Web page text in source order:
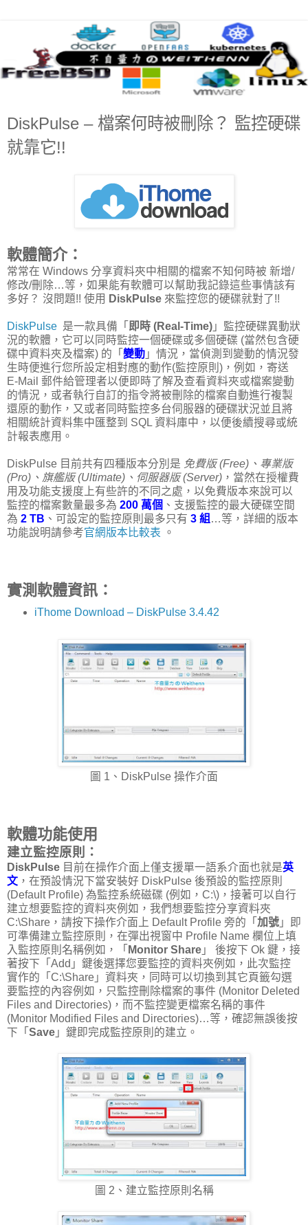
DiskPulse – 檔案何時被刪除？ 監控硬碟
就靠它!!
軟體簡介：
常常在 Windows 分享資料夾中相關的檔案不知何時被 新增/
修改/刪除…等，如果能有軟體可以幫助我記錄這些事情該有
多好？ 沒問題!! 使用 DiskPulse 來監控您的硬碟就對了!!
DiskPulse 是一款具備「 即時 (Real-Time) 」監控硬碟異動狀
況的軟體，它可以同時監控一個硬碟或多個硬碟 (當然包含硬
碟中資料夾及檔案) 的「 變動 」情況，當偵測到變動的情況發
生時便進行您所設定相對應的動作(監控原則)，例如，寄送
E-Mail 郵件給管理者以便即時了解及查看資料夾或檔案變動
的情況，或者執行自訂的指令將被刪除的檔案自動進行複製
還原的動作，又或者同時監控多台伺服器的硬碟狀況並且將
相關統計資料集中匯整到 SQL 資料庫中，以便後續搜尋或統
計報表應用。
DiskPulse 目前共有四種版本分別是 免費版 (Free)、專業版
(Pro)、旗艦版 (Ultimate)、伺服器版 (Server) ，當然在授權費
用及功能支援度上有些許的不同之處，以免費版本來說可以
監控的檔案數量最多為 200 萬個 、支援監控的最大硬碟空間
為 2 TB 、可設定的監控原則最多只有 3 組 …等，詳細的版本
功能說明請參考官網版本比較表 。
實測軟體資訊：
iThome Download – DiskPulse 3.4.42
圖 1、DiskPulse 操作介面
軟體功能使用
建立監控原則：
DiskPulse 目前在操作介面上僅支援單一語系介面也就是英
文 ，在預設情況下當安裝好 DiskPulse 後預設的監控原則
(Default Profile) 為監控系統磁碟 (例如，C:\)，接著可以自行
建立想要監控的資料夾例如，我們想要監控分享資料夾
C:\Share，請按下操作介面上 Default Profile 旁的「 加號 」即
可準備建立監控原則，在彈出視窗中 Profile Name 欄位上填
入監控原則名稱例如，「 Monitor Share 」 後按下 Ok 鍵，接
著按下「Add」鍵後選擇您要監控的資料夾例如，此次監控
實作的「C:\Share」資料夾，同時可以切換到其它頁籤勾選
要監控的內容例如，只監控刪除檔案的事件 (Monitor Deleted
Files and Directories)，而不監控變更檔案名稱的事件
(Monitor Modified Files and Directories)…等，確認無誤後按
下「 Save 」鍵即完成監控原則的建立。
圖 2、建立監控原則名稱